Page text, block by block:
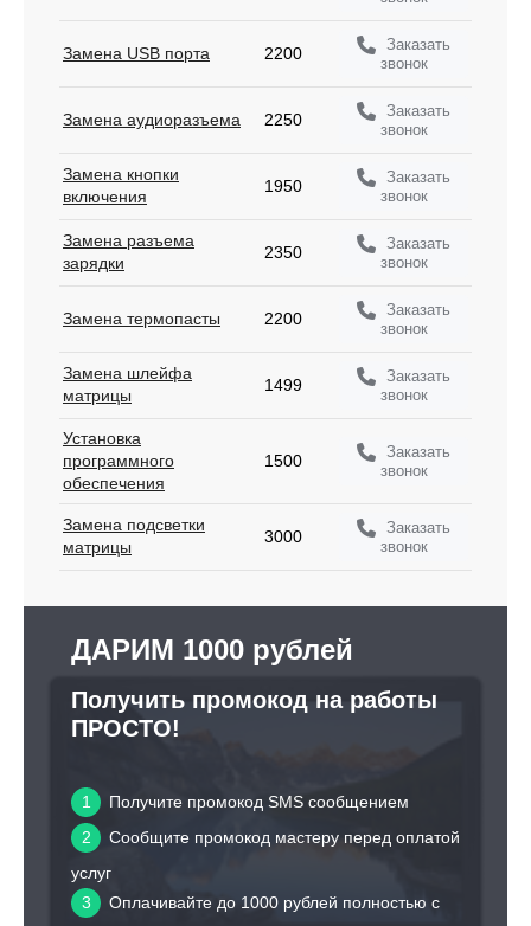
Замена USB порта 2200
Заказать
звонок
Замена аудиоразъема 2250
Заказать
звонок
Замена кнопки
включения
1950
Заказать
звонок
Замена разъема
зарядки
2350
Заказать
звонок
Замена термопасты 2200
Заказать
звонок
Замена шлейфа
матрицы
1499
Заказать
звонок
Установка
программного
обеспечения
1500
Заказать
звонок
Замена подсветки
матрицы
3000
Заказать
звонок
ДАРИМ 1000 рублей
Получить промокод на работы
ПРОСТО!
1
Получите промокод SMS сообщением
2
Сообщите промокод мастеру перед оплатой
услуг
3
Оплачивайте до 1000 рублей полностью с